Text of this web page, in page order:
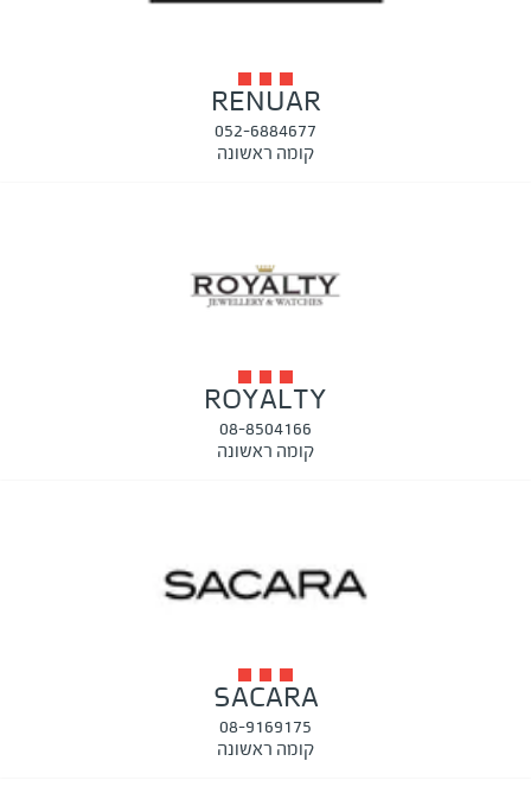
RENUAR
052-6884677
קומה ראשונה
ROYALTY
08-8504166
קומה ראשונה
SACARA
08-9169175
קומה ראשונה